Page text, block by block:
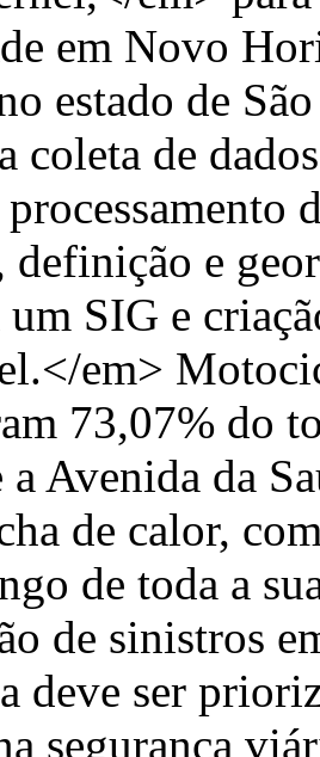
em Novo
estado de
coleta de
definição e
SIG e
em>
73,07% do
a Avenida da
de calor,
de toda a
de sinistros
deve ser
segurança